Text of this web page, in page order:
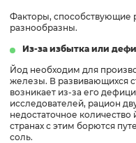
Факторы, способствующие
разнообразны.
Из-за избытка или
Йод необходим для
железы. В развивающихся
возникает из-за его
исследователей, рацион
недостаточное
странах с этим борются
соль.